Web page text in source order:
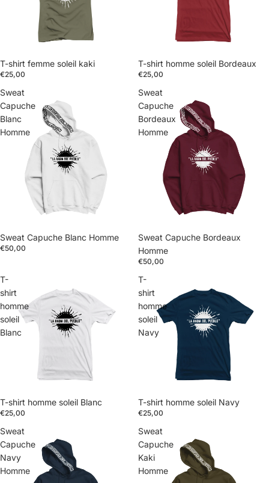
Épuisé
T-shirt femme soleil kaki
€25,00
T-shirt homme soleil Bordeaux
€25,00
Sweat
Capuche
Blanc
Homme
Sweat Capuche Blanc Homme
€50,00
Sweat
Capuche
Bordeaux
Homme
Sweat Capuche Bordeaux
Homme
€50,00
T-
shirt
homme
soleil
Blanc
T-shirt homme soleil Blanc
€25,00
T-
shirt
homme
soleil
Navy
T-shirt homme soleil Navy
€25,00
Sweat
Capuche
Navy
Homme
Sweat
Capuche
Kaki
Homme